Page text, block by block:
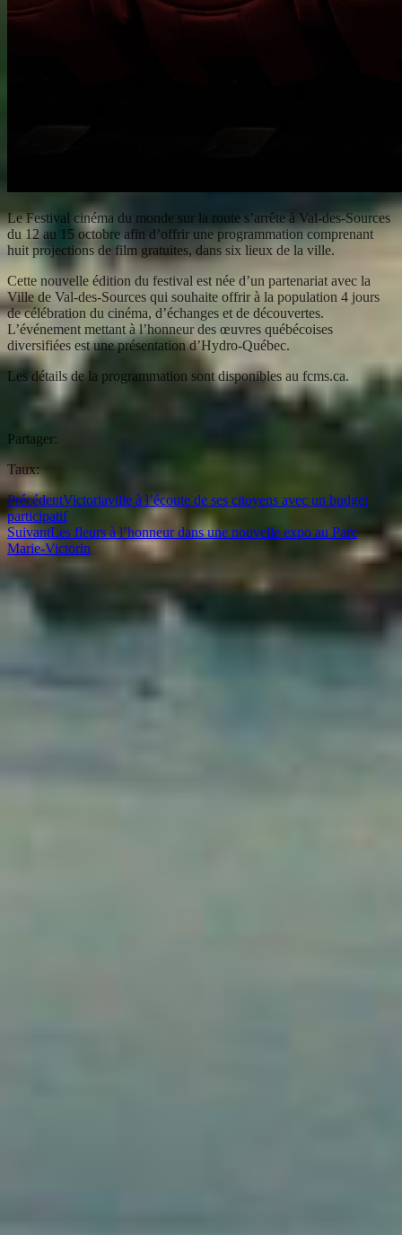
Le Festival cinéma du monde sur la route s’arrête à Val-des-Sources
du 12 au 15 octobre afin d’offrir une programmation comprenant
huit projections de film gratuites, dans six lieux de la ville.
Cette nouvelle édition du festival est née d’un partenariat avec la
Ville de Val-des-Sources qui souhaite offrir à la population 4 jours
de célébration du cinéma, d’échanges et de découvertes.
L’événement mettant à l’honneur des œuvres québécoises
diversifiées est une présentation d’Hydro-Québec.
Les détails de la programmation sont disponibles au fcms.ca.
Partager:
Taux:
PrécédentVictoriaville à l’écoute de ses citoyens avec un budget
participatif
SuivantLes fleurs à l’honneur dans une nouvelle expo au Parc
Marie-Victorin